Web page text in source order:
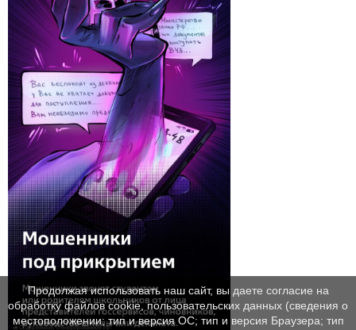
Продолжая использовать наш сайт, вы даете согласие на
обработку файлов cookie, пользовательских данных (сведения о
местоположении; тип и версия ОС; тип и версия Браузера; тип